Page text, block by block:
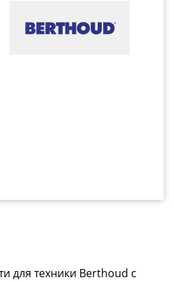
Время работы
Пн-Пт: 8.00-17.00
для техники Berthoud с